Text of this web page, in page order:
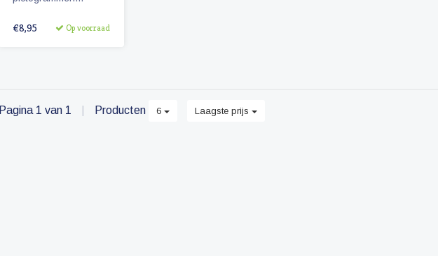
vakken die op de
€8,95 Op voorraad
Pagina 1 van 1 Producten 6 Laagste prijs